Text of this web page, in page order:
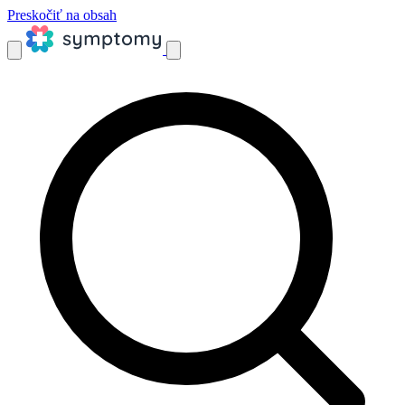
Preskočiť na obsah